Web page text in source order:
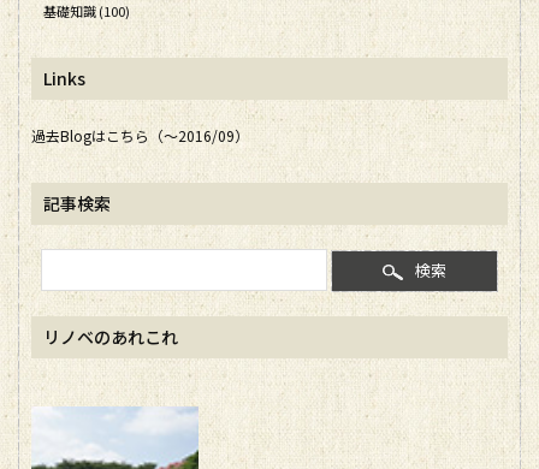
基礎知識 (100)
Links
過去Blogはこちら（～2016/09）
記事検索
検索
リノベのあれこれ